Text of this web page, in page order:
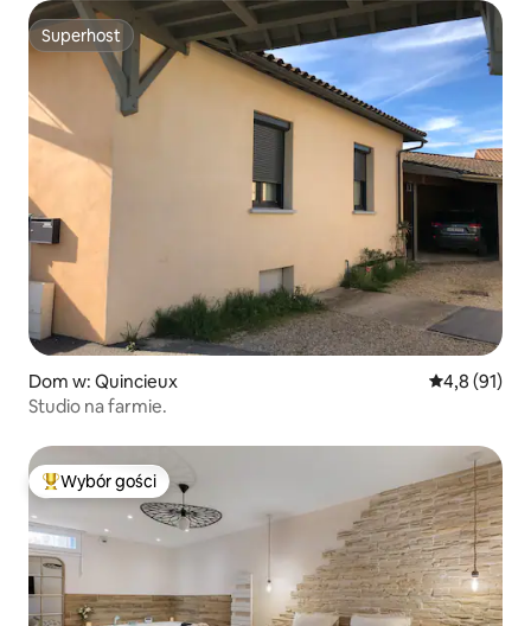
Superhost
Superhost
Dom w: Quincieux Średnia
4,8 (91)
Studio na farmie.
Najpopularniejsze z kategorii Wybór gości
Wybór gości